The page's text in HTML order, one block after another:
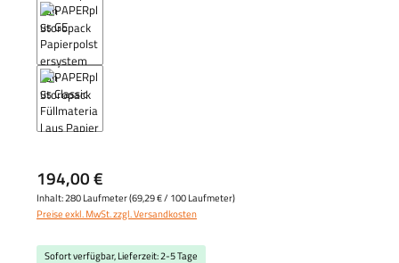
194,00 €
Inhalt:280 Laufmeter(69,29 €/ 100 Laufmeter)
Preise exkl. MwSt. zzgl. Versandkosten
Sofort verfügbar, Lieferzeit: 2-5 Tage